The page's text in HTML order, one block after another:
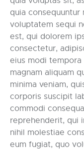
quia
voluptatem sequi
est, qui dolorem
consectetur,
eius modi
magnam aliquam
minima veniam,
corporis suscipit
commodi
reprehenderit, qui
nihil molestiae
eum fugiat, quo